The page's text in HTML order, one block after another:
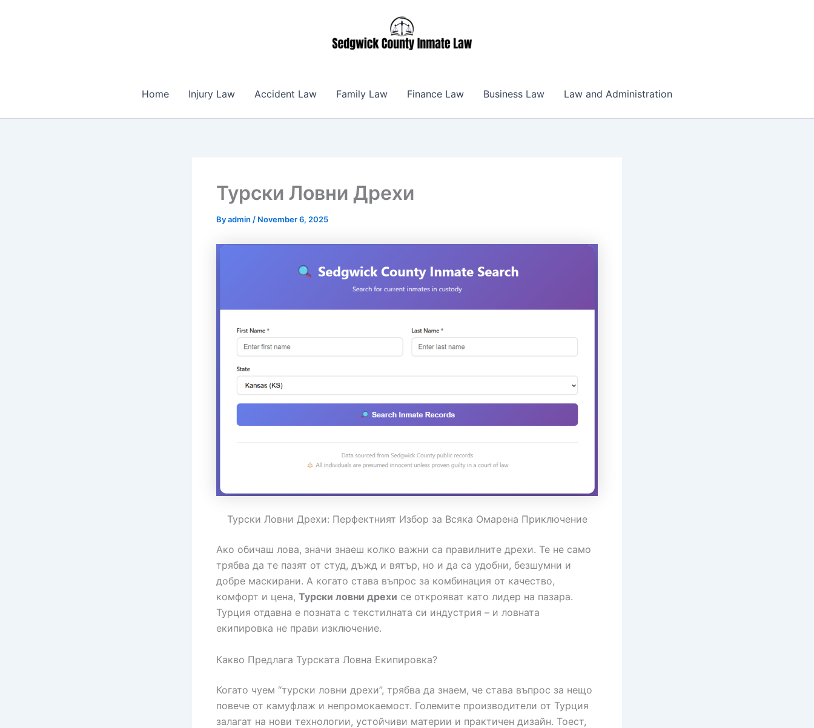
Home Injury Law Accident Law Family Law Finance Law Business Law Law and Administration
Турски Ловни Дрехи
Byadmin / November 6, 2025
Турски Ловни Дрехи: Перфектният Избор за Всяка Омарена Приключение
Ако обичаш ловa, значи знаеш колко важни са правилните дрехи. Те не само
трябва да те пазят от студ, дъжд и вятър, но и да са удобни, безшумни и
добре маскирани. А когато става въпрос за комбинация от качество,
комфорт и цена, Турски ловни дрехи се открояват като лидер на пазара.
Турция отдавна е позната с текстилната си индустрия – и ловната
екипировка не прави изключение.
Какво Предлага Турската Ловна Екипировка?
Когато чуем “турски ловни дрехи”, трябва да знаем, че става въпрос за нещо
повече от камуфлаж и непромокаемост. Големите производители от Турция
залагат на нови технологии, устойчиви материи и практичен дизайн. Тоест,